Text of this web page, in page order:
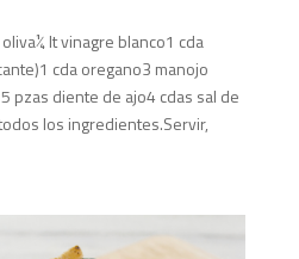
lt vinagre blanco1 cda
cda oregano3 manojo
pzas diente de ajo4 cdas sal de
los ingredientes.Servir,